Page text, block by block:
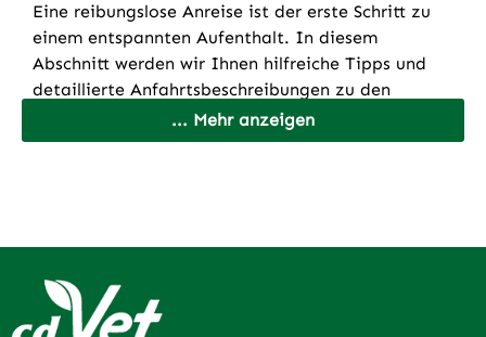
Tourismusplan für Unternehmungen in Fürstenau:
https://www.fuerstenau.de/Tourismus-Freizeit.htm
Eine reibungslose Anreise ist der erste Schritt zu
einem entspannten Aufenthalt. In diesem
Abschnitt werden wir Ihnen hilfreiche Tipps und
detaillierte Anfahrtsbeschreibungen zu den
beliebtesten Hotels und
Übernachtungsmöglichkeiten bieten. Planen Sie
Hotel Am Markt
... Mehr anzeigen